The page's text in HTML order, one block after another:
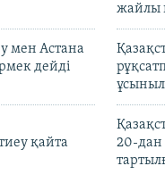
жайлы
мен Астана
дейді
қайта
20-дан